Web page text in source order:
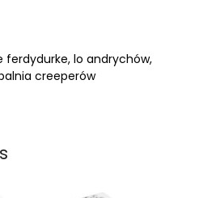
ferdydurke, lo andrychów,
creeperów